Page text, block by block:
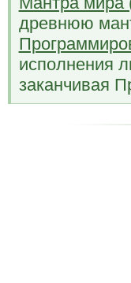
древнюю
исполнения
заканчивая